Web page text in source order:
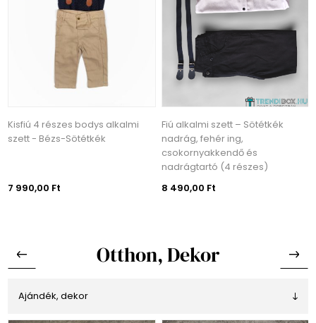
Kisfiú 4 részes bodys alkalmi
szett - Bézs-Sötétkék
7 990,00 Ft
Fiú alkalmi szett – Sötétkék
nadrág, fehér ing,
csokornyakkendő és
nadrágtartó (4 részes)
8 490,00 Ft
Otthon, Dekor